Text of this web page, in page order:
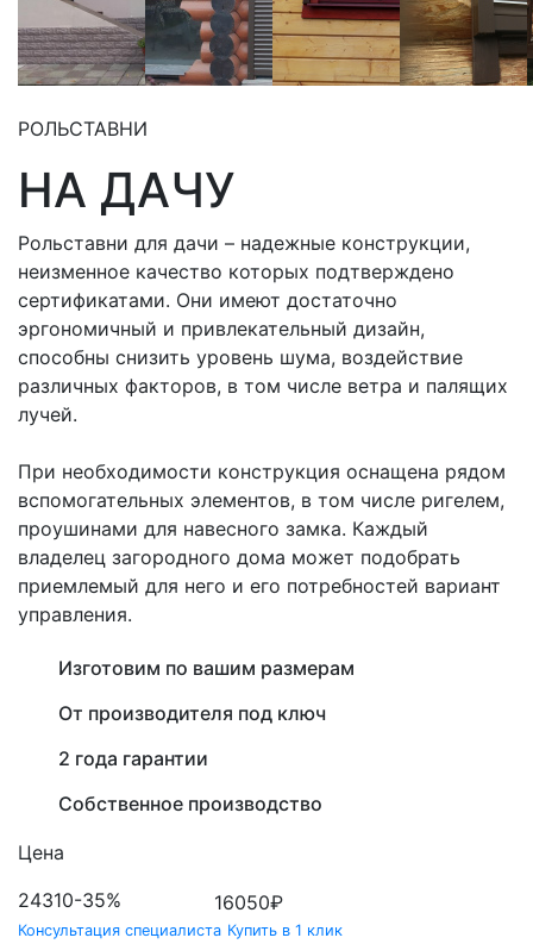
РОЛЬСТАВНИ
НА ДАЧУ
Рольставни для дачи – надежные конструкции,
неизменное качество которых подтверждено
сертификатами. Они имеют достаточно
эргономичный и привлекательный дизайн,
способны снизить уровень шума, воздействие
различных факторов, в том числе ветра и палящих
лучей.
При необходимости конструкция оснащена рядом
вспомогательных элементов, в том числе ригелем,
проушинами для навесного замка. Каждый
владелец загородного дома может подобрать
приемлемый для него и его потребностей вариант
управления.
Изготовим по вашим размерам
От производителя под ключ
2 года гарантии
Собственное производство
Цена
24310-35% 16050₽
Консультация специалиста Купить в 1 клик